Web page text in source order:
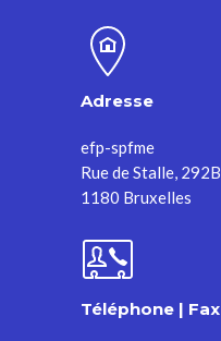
Adresse
efp-spfme
Rue de Stalle, 292B
1180 Bruxelles
Téléphone | Fax